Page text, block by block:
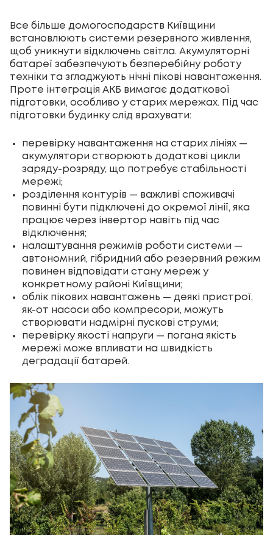
Все більше домогосподарств Київщини
встановлюють системи резервного живлення,
щоб уникнути відключень світла. Акумуляторні
батареї забезпечують безперебійну роботу
техніки та згладжують нічні пікові навантаження.
Проте інтеграція АКБ вимагає додаткової
підготовки, особливо у старих мережах. Під час
підготовки будинку слід врахувати:
перевірку навантаження на старих лініях —
акумулятори створюють додаткові цикли
заряду-розряду, що потребує стабільності
мережі;
розділення контурів — важливі споживачі
повинні бути підключені до окремої лінії, яка
працює через інвертор навіть під час
відключення;
налаштування режимів роботи системи —
автономний, гібридний або резервний режим
повинен відповідати стану мереж у
конкретному районі Київщини;
облік пікових навантажень — деякі пристрої,
як-от насоси або компресори, можуть
створювати надмірні пускові струми;
перевірку якості напруги — погана якість
мережі може впливати на швидкість
деградації батарей.